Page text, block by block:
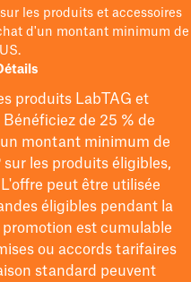
les produits et accessoires
d'un montant minimum de
produits LabTAG et
Bénéficiez de 25 % de
montant minimum de
sur les produits éligibles,
L'offre peut être utilisée
éligibles pendant la
promotion est cumulable
ou accords tarifaires
standard peuvent